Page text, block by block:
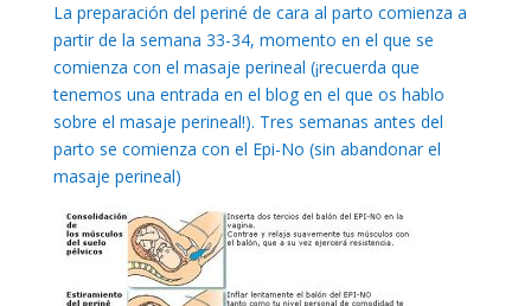
La preparación del periné de cara al parto comienza a
partir de la semana 33-34, momento en el que se
comienza con el masaje perineal (¡recuerda que
tenemos una entrada en el blog en el que os hablo
sobre el masaje perineal!). Tres semanas antes del
parto se comienza con el Epi-No (sin abandonar el
masaje perineal)